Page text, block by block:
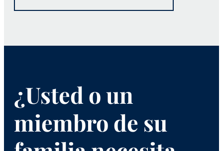
¿Usted o un
miembro de su